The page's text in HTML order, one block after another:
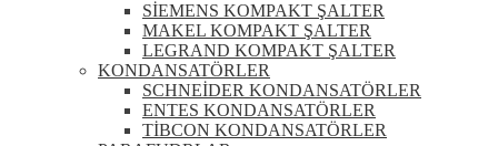
SİEMENS KOMPAKT ŞALTER
MAKEL KOMPAKT ŞALTER
LEGRAND KOMPAKT ŞALTER
KONDANSATÖRLER
SCHNEİDER KONDANSATÖRLER
ENTES KONDANSATÖRLER
TİBCON KONDANSATÖRLER